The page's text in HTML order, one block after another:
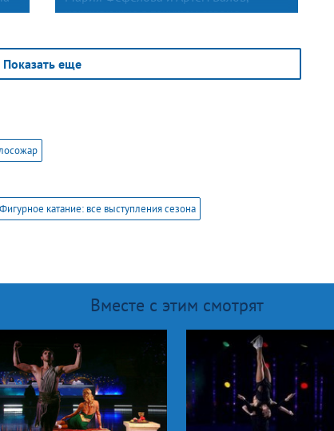
начинающие в текущем сезоне
второй день контрольных прокатов.
В произвольном танце фигуристы
объединили самую известную часть
Показать еще
Фигурное катание: все выступления сезона
Вместе с этим смотрят